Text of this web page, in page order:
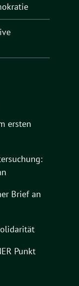
ersten
Brief an
Punkt